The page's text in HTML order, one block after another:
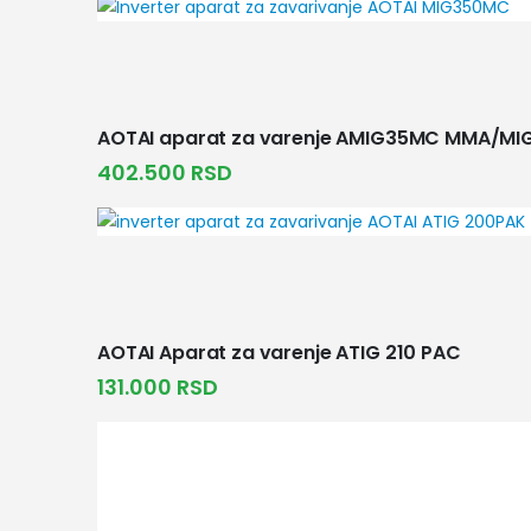
AOTAI aparat za varenje AMIG35MC MMA/
402.500 RSD
AOTAI Aparat za varenje ATIG 210 PAC
131.000 RSD